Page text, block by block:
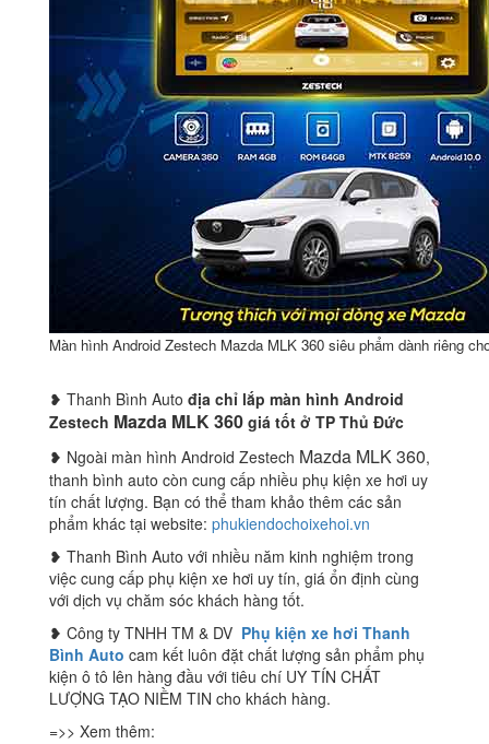
Màn hình Android Zestech Mazda MLK 360 siêu phẩm dành riêng
❥ Thanh Bình Auto địa chỉ lắp màn hình Android
Zestech Mazda MLK 360 giá tốt ở TP Thủ Đức
❥ Ngoài màn hình Android Zestech Mazda MLK 360,
thanh bình auto còn cung cấp nhiều phụ kiện xe hơi uy
tín chất lượng. Bạn có thể tham khảo thêm các sản
phẩm khác tại website: phukiendochoixehoi.vn
❥ Thanh Bình Auto với nhiều năm kinh nghiệm trong
việc cung cấp phụ kiện xe hơi uy tín, giá ổn định cùng
với dịch vụ chăm sóc khách hàng tốt.
❥ Công ty TNHH TM & DV Phụ kiện xe hơi Thanh
Bình Auto cam kết luôn đặt chất lượng sản phẩm phụ
kiện ô tô lên hàng đầu với tiêu chí UY TÍN CHẤT
LƯỢNG TẠO NIỀM TIN cho khách hàng.
=>> Xem thêm: